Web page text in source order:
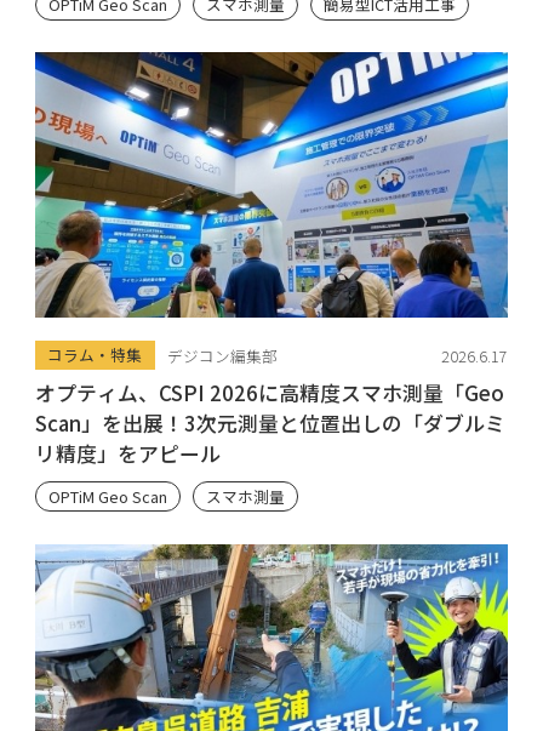
OPTiM Geo Scan スマホ測量 簡易型ICT活用工事
コラム・特集 デジコン編集部 2026.6.17
オプティム、CSPI 2026に高精度スマホ測量「Geo
Scan」を出展！3次元測量と位置出しの「ダブルミ
リ精度」をアピール
OPTiM Geo Scan スマホ測量